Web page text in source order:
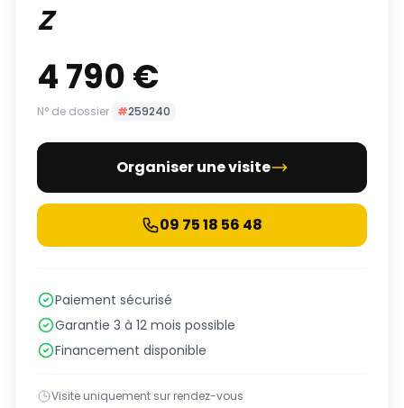
Z
4 790 €
N° de dossier #259240
Organiser une visite
09 75 18 56 48
Paiement sécurisé
Garantie 3 à 12 mois possible
Financement disponible
Visite uniquement sur rendez-vous